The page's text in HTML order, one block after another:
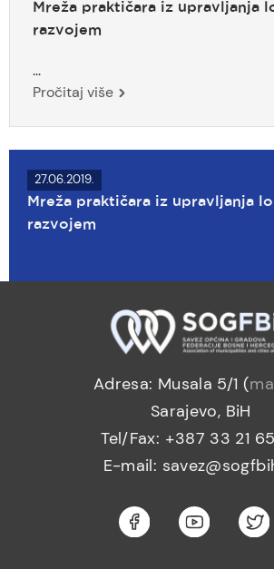
Mreža praktičara iz upravljanja
razvojem
...
Pročitaj više
27.06.2019.
Mreža praktičara iz upravljanja
razvojem
Adresa: Musala 5/1 (
Sarajevo, BiH
Tel/Fax: +387 33 21
E-mail: